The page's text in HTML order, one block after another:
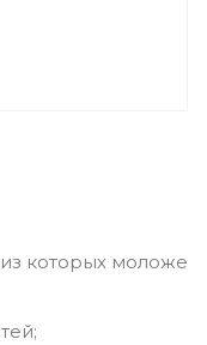
которых моложе